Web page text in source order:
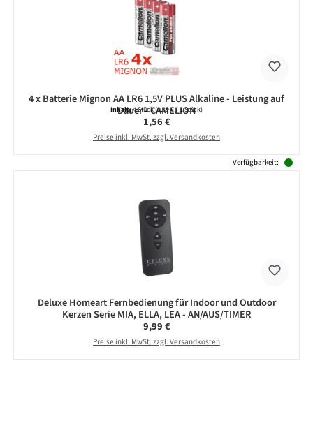
4 x Batterie Mignon AA LR6 1,5V PLUS Alkaline - Leistung auf
Dauer - CAMELION
Inhalt:4 Stück(0,39 € / 1 Stück)
Regulärer Preis:
1,56 €
Preise inkl. MwSt. zzgl. Versandkosten
Verfügbarkeit:
Deluxe Homeart Fernbedienung für Indoor und Outdoor
Kerzen Serie MIA, ELLA, LEA - AN/AUS/TIMER
Regulärer Preis:
9,99 €
Preise inkl. MwSt. zzgl. Versandkosten